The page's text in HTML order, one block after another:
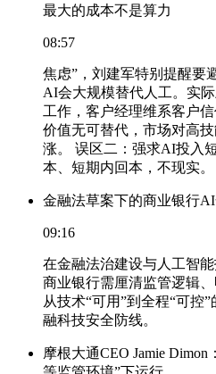
最大的成本不是算力
08:57
焦虑”，刘建军特别提醒要
AI会大规模替代人工。实
工作，客户经理维系客户
价值无可替代，市场对高
涨。 误区二：强求AI投入
本、短期内回本，不现实。
金融法草案下的商业银行
09:16
在金融法治建设与人工智
商业银行需厘清监管逻辑
从技术“可用”到全程“可控
融科技安全防线。
摩根大通CEO Jamie